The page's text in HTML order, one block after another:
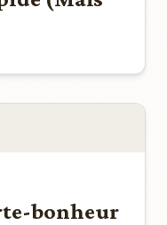
bonheur